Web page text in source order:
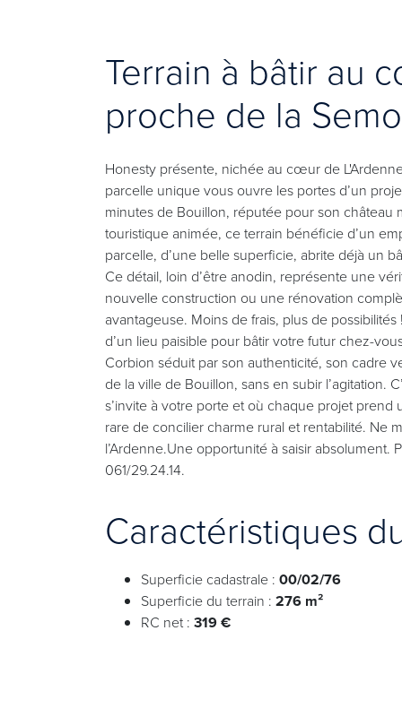
Terrain à bâtir au
proche de la
Honesty présente, nichée au cœur de
parcelle unique vous ouvre les portes d’un
minutes de Bouillon, réputée pour son château
touristique animée, ce terrain bénéficie d’un
parcelle, d’une belle superficie, abrite déjà un
Ce détail, loin d’être anodin, représente une
nouvelle construction ou une rénovation
avantageuse. Moins de frais, plus de
d’un lieu paisible pour bâtir votre futur chez-
Corbion séduit par son authenticité, son cadre
de la ville de Bouillon, sans en subir l’agitation.
s’invite à votre porte et où chaque projet
rare de concilier charme rural et rentabilité.
l’Ardenne.Une opportunité à saisir
061/29.24.14.
Caractéristiques
Superficie cadastrale : 00/02/76
Superficie du terrain : 276 m²
RC net : 319 €